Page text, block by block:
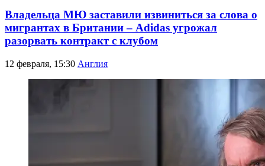
Владельца МЮ заставили извиниться за слова о
мигрантах в Британии – Adidas угрожал
разорвать контракт с клубом
12 февраля, 15:30 Англия